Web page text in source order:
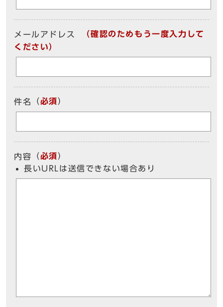
メールアドレス
（確認のためもう一度入力して
ください）
件名 （必須）
内容 （必須）
長いURLは送信できない場合あり